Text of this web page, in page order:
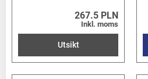
267.5 PLN
Inkl. moms
Utsikt